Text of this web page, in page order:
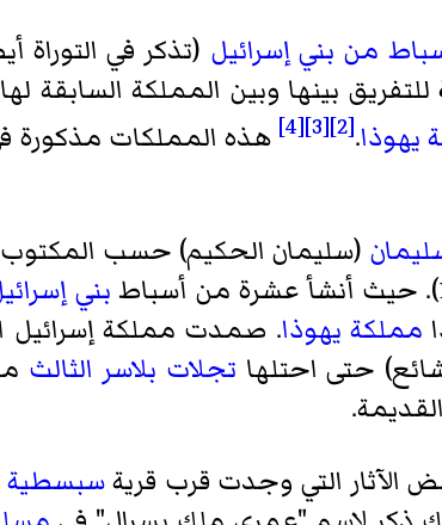
من بني إسرائيل (تذكر في التوراة
للتفريق بينها وبين المملكة السابقة
يهوذا.
[2]
[3]
[4]
هذه المملكات مذكورة
(سليمان الحكيم) حسب
بني
مملكة يهوذا. صمدت مملكة إسرائيل
تجلات بلاسر الثالث
الآثار التي وجدت قرب قريةسبسطية